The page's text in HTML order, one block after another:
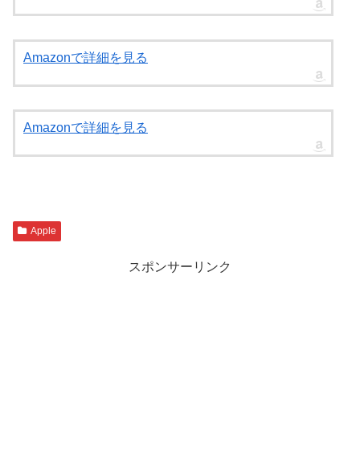
Amazonで詳細を見る
Amazonで詳細を見る
Apple
スポンサーリンク